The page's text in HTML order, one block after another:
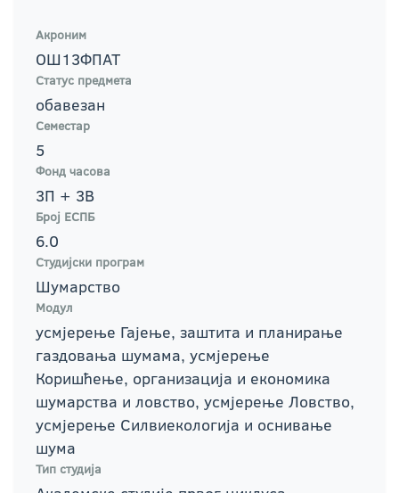
Акроним
ОШ13ФПАТ
Статус предмета
обавезан
Семестар
5
Фонд часова
3П + 3В
Број ЕСПБ
6.0
Студијски програм
Шумарство
Модул
усмјерење Гајење, заштита и планирање
газдовања шумама, усмјерење
Коришћење, организација и економика
шумарства и ловство, усмјерење Ловство,
усмјерење Силвиекологија и оснивање
шума
Тип студија